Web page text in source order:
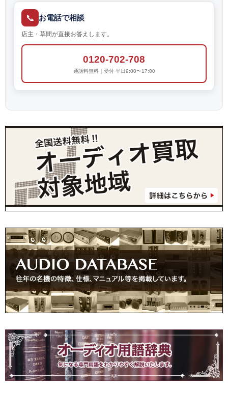
📞 お電話で相談
店主・草間が直接お答えします。
0120-702-708
通話料無料｜受付 平日9:00〜17:00